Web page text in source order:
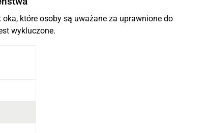
które osoby są uważane za uprawnione do
wykluczone.